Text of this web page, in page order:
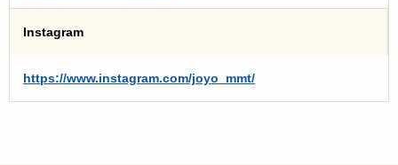
Instagram
https://www.instagram.com/joyo_mmt/